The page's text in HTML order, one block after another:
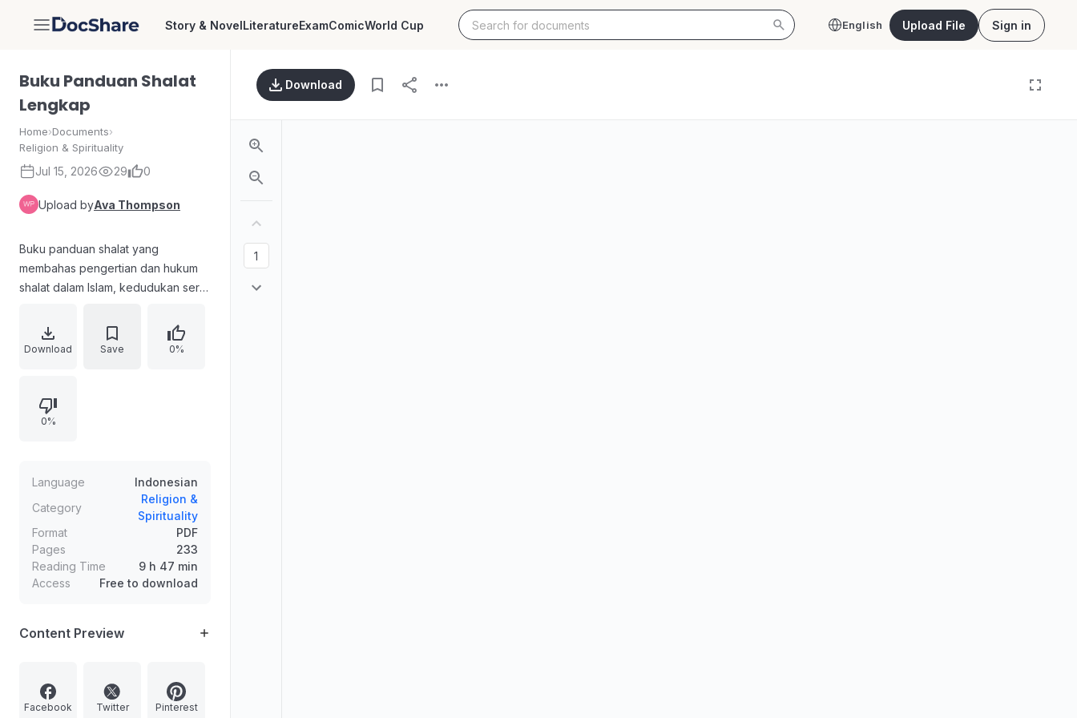
DocShare Story & NovelLiteratureExamComicWorld Cup English Upload File Sign in
Buku Panduan Shalat
Lengkap
Home›Documents›
Religion & Spirituality
Jul 15, 2026 29 0
Upload byAva Thompson
Buku panduan shalat yang
membahas pengertian dan hukum
shalat dalam Islam, kedudukan serta
meninggalkan shalat, azan dan
iqamah termasuk ketentuan dan
salam, rukun-wajib-sunnah, serta
perkara makruh dan yang
Download Save 0%
0%
Language
Indonesian
Category
Religion &
Spirituality
Format
PDF
Pages
233
Reading Time
9 h 47 min
Access
Free to download
Content Preview
Facebook Twitter Pinterest
Download